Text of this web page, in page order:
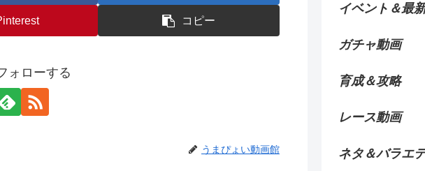
コピー
ォローする
うまぴょい動画館
イベント＆最
ガチャ動画
育成＆攻略
レース動画
ネタ＆バラエ